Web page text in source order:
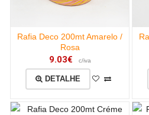
Rafia Deco 200mt Amarelo /
Rosa
9.03€ c/iva
DETALHE